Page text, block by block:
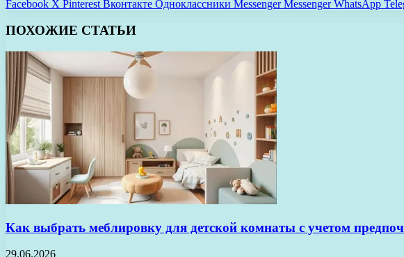
Facebook X Pinterest Вконтакте Одноклассники Messenger Messenger WhatsApp
ПОХОЖИЕ СТАТЬИ
Как выбрать меблировку для детской комнаты с учетом
29.06.2026